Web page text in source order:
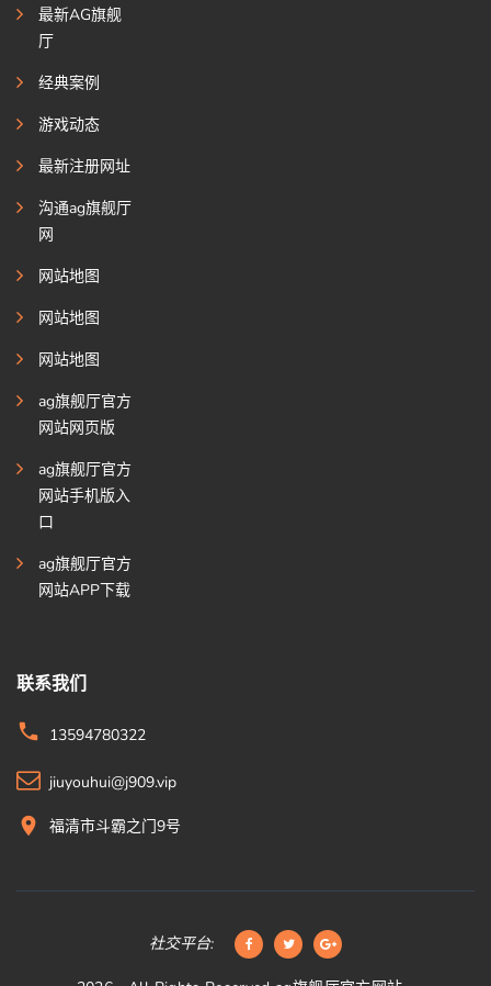
最新AG旗舰
厅
经典案例
游戏动态
最新注册网址
沟通ag旗舰厅
网
网站地图
网站地图
网站地图
ag旗舰厅官方
网站网页版
ag旗舰厅官方
网站手机版入
口
ag旗舰厅官方
网站APP下载
联系我们
13594780322
jiuyouhui@j909.vip
福清市斗霸之门9号
社交平台: